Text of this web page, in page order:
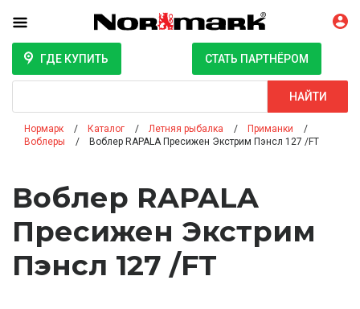
ГДЕ КУПИТЬ СТАТЬ ПАРТНЁРОМ
НАЙТИ
Нормарк Каталог Летняя рыбалка
Приманки
Воблеры
Воблер RAPALA Пресижен Экстрим Пэнсл 127 /FT
Воблер RAPALA
Пресижен Экстрим
Пэнсл 127 /FT